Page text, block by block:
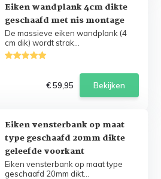
Eiken wandplank 4cm dikte
geschaafd met nis montage
De massieve eiken wandplank (4
cm dik) wordt strak...
€ 59,95
Bekijken
Eiken vensterbank op maat
type geschaafd 20mm dikte
geleefde voorkant
Eiken vensterbank op maat type
geschaafd 20mm dikt...